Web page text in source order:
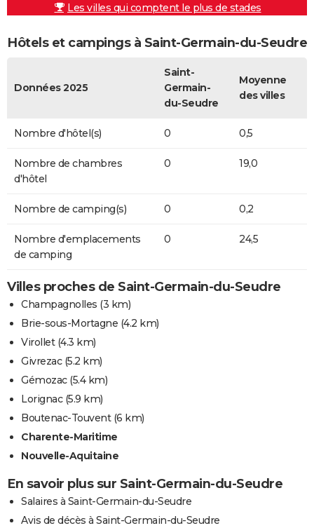
Les villes qui comptent le plus de stades
Hôtels et campings à Saint-Germain-du-Seudre
Données 2025
Saint-
Germain-
du-Seudre
Moyenne
des villes
Nombre d'hôtel(s) 0 0,5
Nombre de chambres
d'hôtel
0 19,0
Nombre de camping(s) 0 0,2
Nombre d'emplacements
de camping
0 24,5
Villes proches de Saint-Germain-du-Seudre
Champagnolles (3 km)
Brie-sous-Mortagne (4.2 km)
Virollet(4.3 km)
Givrezac(5.2 km)
Gémozac(5.4 km)
Lorignac(5.9 km)
Boutenac-Touvent(6 km)
Charente-Maritime
Nouvelle-Aquitaine
En savoir plus sur Saint-Germain-du-Seudre
Salaires à Saint-Germain-du-Seudre
Avis de décès à Saint-Germain-du-Seudre